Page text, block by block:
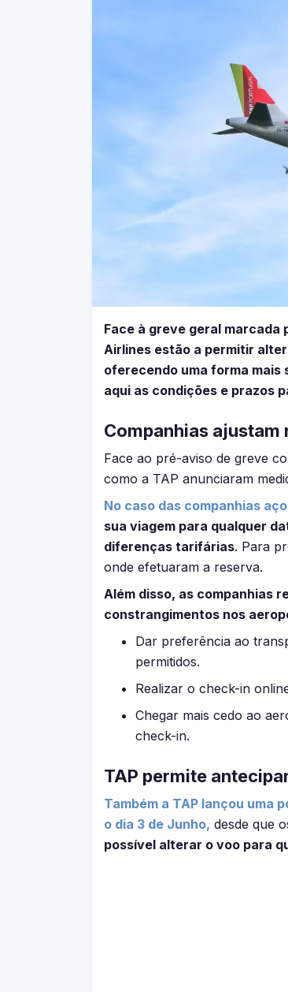
Face à greve geral marcada
Airlines estão a permitir
oferecendo uma forma mais
aqui as condições e prazos
Companhias
Face ao pré-aviso de greve
como a TAP anunciaram
No caso das companhias
sua viagem para qualquer
diferenças tarifárias. Para
onde efetuaram a reserva.
Além disso, as companhias
constrangimentos nos
Dar preferência ao
permitidos.
Realizar o check-in
Chegar mais cedo ao
check-in.
TAP permite
Também a TAP lançou uma
o dia 3 de Junho, desde que
possível alterar o voo para